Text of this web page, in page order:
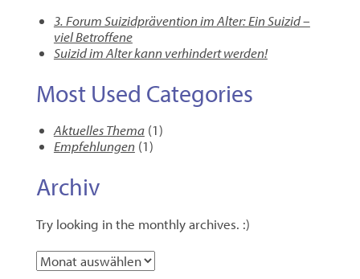
3. Forum Suizidprävention im Alter: Ein Suizid –
viel Betroffene
Suizid im Alter kann verhindert werden!
Most Used Categories
Aktuelles Thema(1)
Empfehlungen(1)
Archiv
Try looking in the monthly archives. :)
Archiv